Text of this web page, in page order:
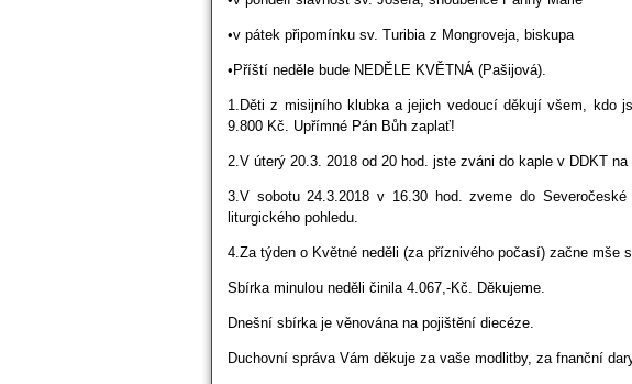
•v pátek připomínku sv. Turibia z Mongroveja, biskupa
•Příští neděle bude NEDĚLE KVĚTNÁ (Pašijová).
1.Děti z misijního klubka a jejich vedoucí děkují všem, kdo
9.800 Kč. Upřímné Pán Bůh zaplať!
2.V úterý 20.3. 2018 od 20 hod. jste zváni do kaple v DDKT
3.V sobotu 24.3.2018 v 16.30 hod. zveme do
liturgického pohledu.
4.Za týden o Květné neděli (za příznivého počasí) začne
Sbírka minulou neděli činila 4.067,-Kč. Děkujeme.
Dnešní sbírka je věnována na pojištění diecéze.
Duchovní správa Vám děkuje za vaše modlitby, za fnanční